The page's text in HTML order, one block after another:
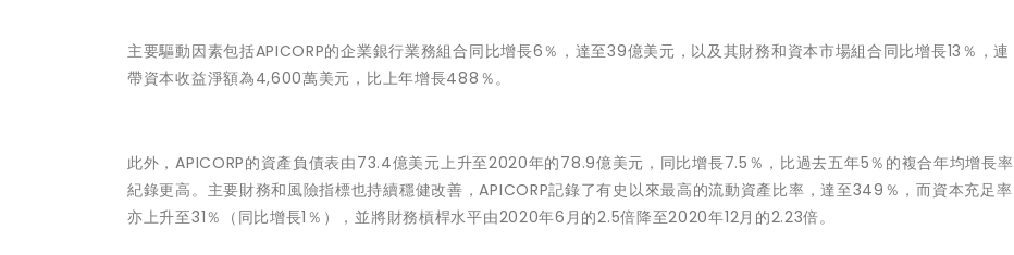
主要驅動因素包括APICORP的企業銀行業務組合同比增長6％，達至39億美元，以及其財務和資本市場組合同比增長13％，連
帶資本收益淨額為4,600萬美元，比上年增長488％。
此外，APICORP的資產負債表由73.4億美元上升至2020年的78.9億美元，同比增長7.5％，比過去五年5％的複合年均增長率
紀錄更高。主要財務和風險指標也持續穩健改善，APICORP記錄了有史以來最高的流動資產比率，達至349％，而資本充足率
亦上升至31％（同比增長1％），並將財務槓桿水平由2020年6月的2.5倍降至2020年12月的2.23倍。